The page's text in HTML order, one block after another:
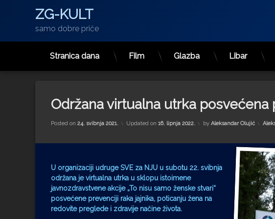
Preskoči
ZG-KULT
samo dobre priče
Stranica dana Film Glazba Libar
Održana virtualna utrka posvećena
Posted on 24. svibnja 2021. Updated on 16. lipnja 2022. by Aleksandar Olujić
U organizaciji udruge SVE za NJU u subotu 22. svibnja
održana je virtualna utrka u sklopu istoimene
javnozdravstvene akcije „To nisu samo ženske stvari“
posvećene prevenciji raka jajnika, poticanju žena na
redovite preglede i zdravije načine života.